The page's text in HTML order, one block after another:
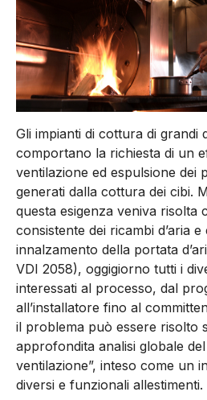
Gli impianti di cottura di grandi
comportano la richiesta di un
ventilazione ed espulsione dei
generati dalla cottura dei cibi.
questa esigenza veniva risolta
consistente dei ricambi d’aria
innalzamento della portata
VDI 2058), oggigiorno tutti i
interessati al processo, dal
all’installatore fino al
il problema può essere risolto
approfondita analisi globale del
ventilazione”, inteso come un
diversi e funzionali allestimenti.